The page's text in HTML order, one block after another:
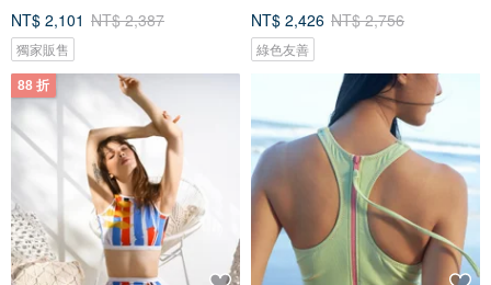
NT$ 2,101 NT$ 2,387
獨家販售
NT$ 2,426 NT$ 2,756
綠色友善
88 折